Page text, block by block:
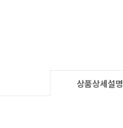
상품상세설명